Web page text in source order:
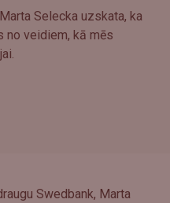
Selecka uzskata, ka
no veidiem, kā mēs
Swedbank, Marta